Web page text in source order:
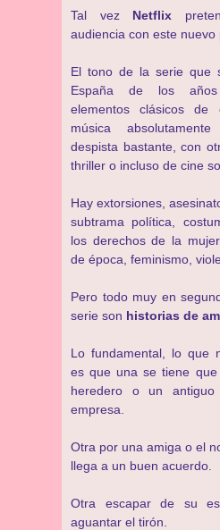
Tal vezNetflix
audiencia con este nuevo
El tono de la serie que
España de los años
elementos clásicos de
música
despista bastante, con
thriller o incluso de cine
Hay extorsiones,
subtrama política,
los derechos de la
de época, feminismo,
Pero todo muy en
serie son historias de
Lo fundamental, lo que
es que una se tiene
heredero o un
empresa.
Otra por una amiga o el
llega a un buen acuerdo.
Otra escapar de su
aguantar el tirón.